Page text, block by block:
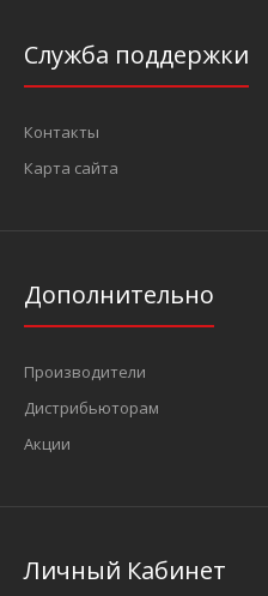
Служба поддержки
Контакты
Карта сайта
Дополнительно
Производители
Дистрибьюторам
Акции
Личный Кабинет